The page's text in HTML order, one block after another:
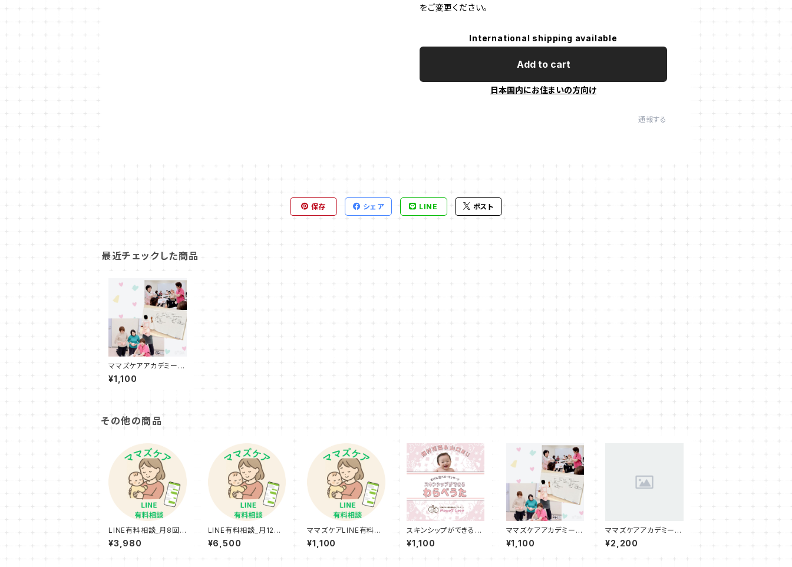
をご変更ください。
International shipping available
Add to cart
日本国内にお住まいの方向け
通報する
保存 シェア LINE ポスト
最近チェックした商品
ママズケアアカデミー入
会（年度途中新規入会・
月割り）
¥1,100
その他の商品
LINE有料相談_月8回プ
ラン
¥3,980
LINE有料相談_月12回
プラン
¥6,500
ママズケアLINE有料相
談サービス
¥1,100
スキンシップができる
「わらべうた」
¥1,100
ママズケアアカデミー入
会（年度途中新規入会・
月割り）
¥1,100
ママズケアアカデミー休
会費
¥2,200